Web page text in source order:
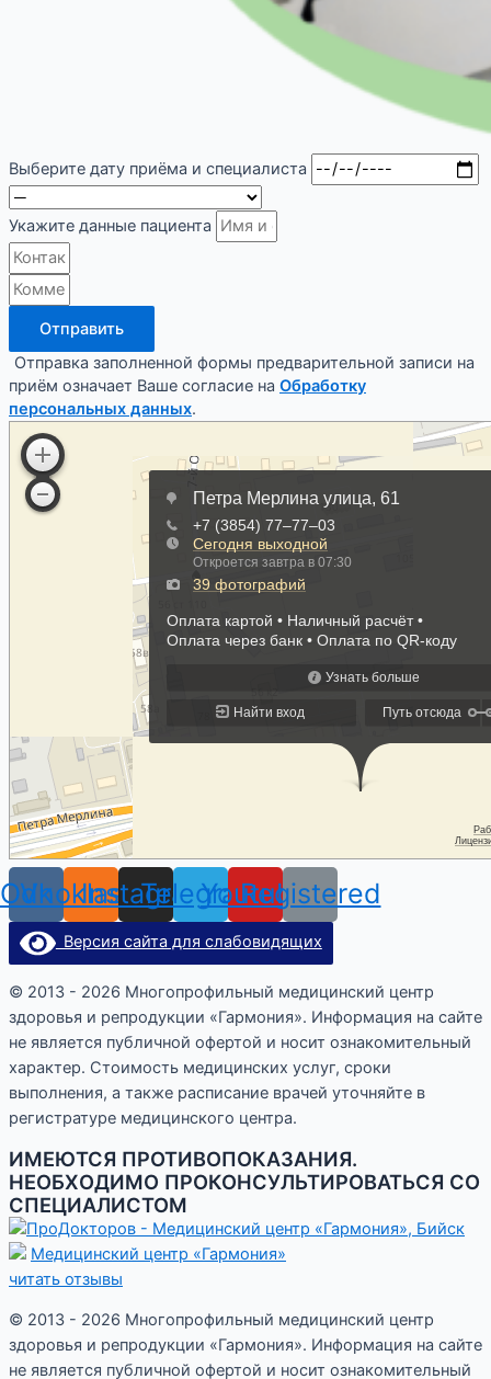
Выберите дату приёма и специалиста
Укажите данные пациента
Отправить
Отправка заполненной формы предварительной записи на
приём означает Ваше согласие на Обработку
персональных данных.
Vk
Odnoklassniki
Instagram
Telegram
Youtube
Registered
Версия сайта для слабовидящих
© 2013 - 2026 Многопрофильный медицинский центр
здоровья и репродукции «Гармония». Информация на сайте
не является публичной офертой и носит ознакомительный
характер. Стоимость медицинских услуг, сроки
выполнения, а также расписание врачей уточняйте в
регистратуре медицинского центра.
ИМЕЮТСЯ ПРОТИВОПОКАЗАНИЯ.
НЕОБХОДИМО ПРОКОНСУЛЬТИРОВАТЬСЯ СО
СПЕЦИАЛИСТОМ
Медицинский центр «Гармония»
читать отзывы
© 2013 - 2026 Многопрофильный медицинский центр
здоровья и репродукции «Гармония». Информация на сайте
не является публичной офертой и носит ознакомительный